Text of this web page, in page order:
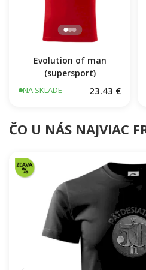
Evolution of man
(supersport)
NA SKLADE 23.43 €
ČO U NÁS NAJVIAC